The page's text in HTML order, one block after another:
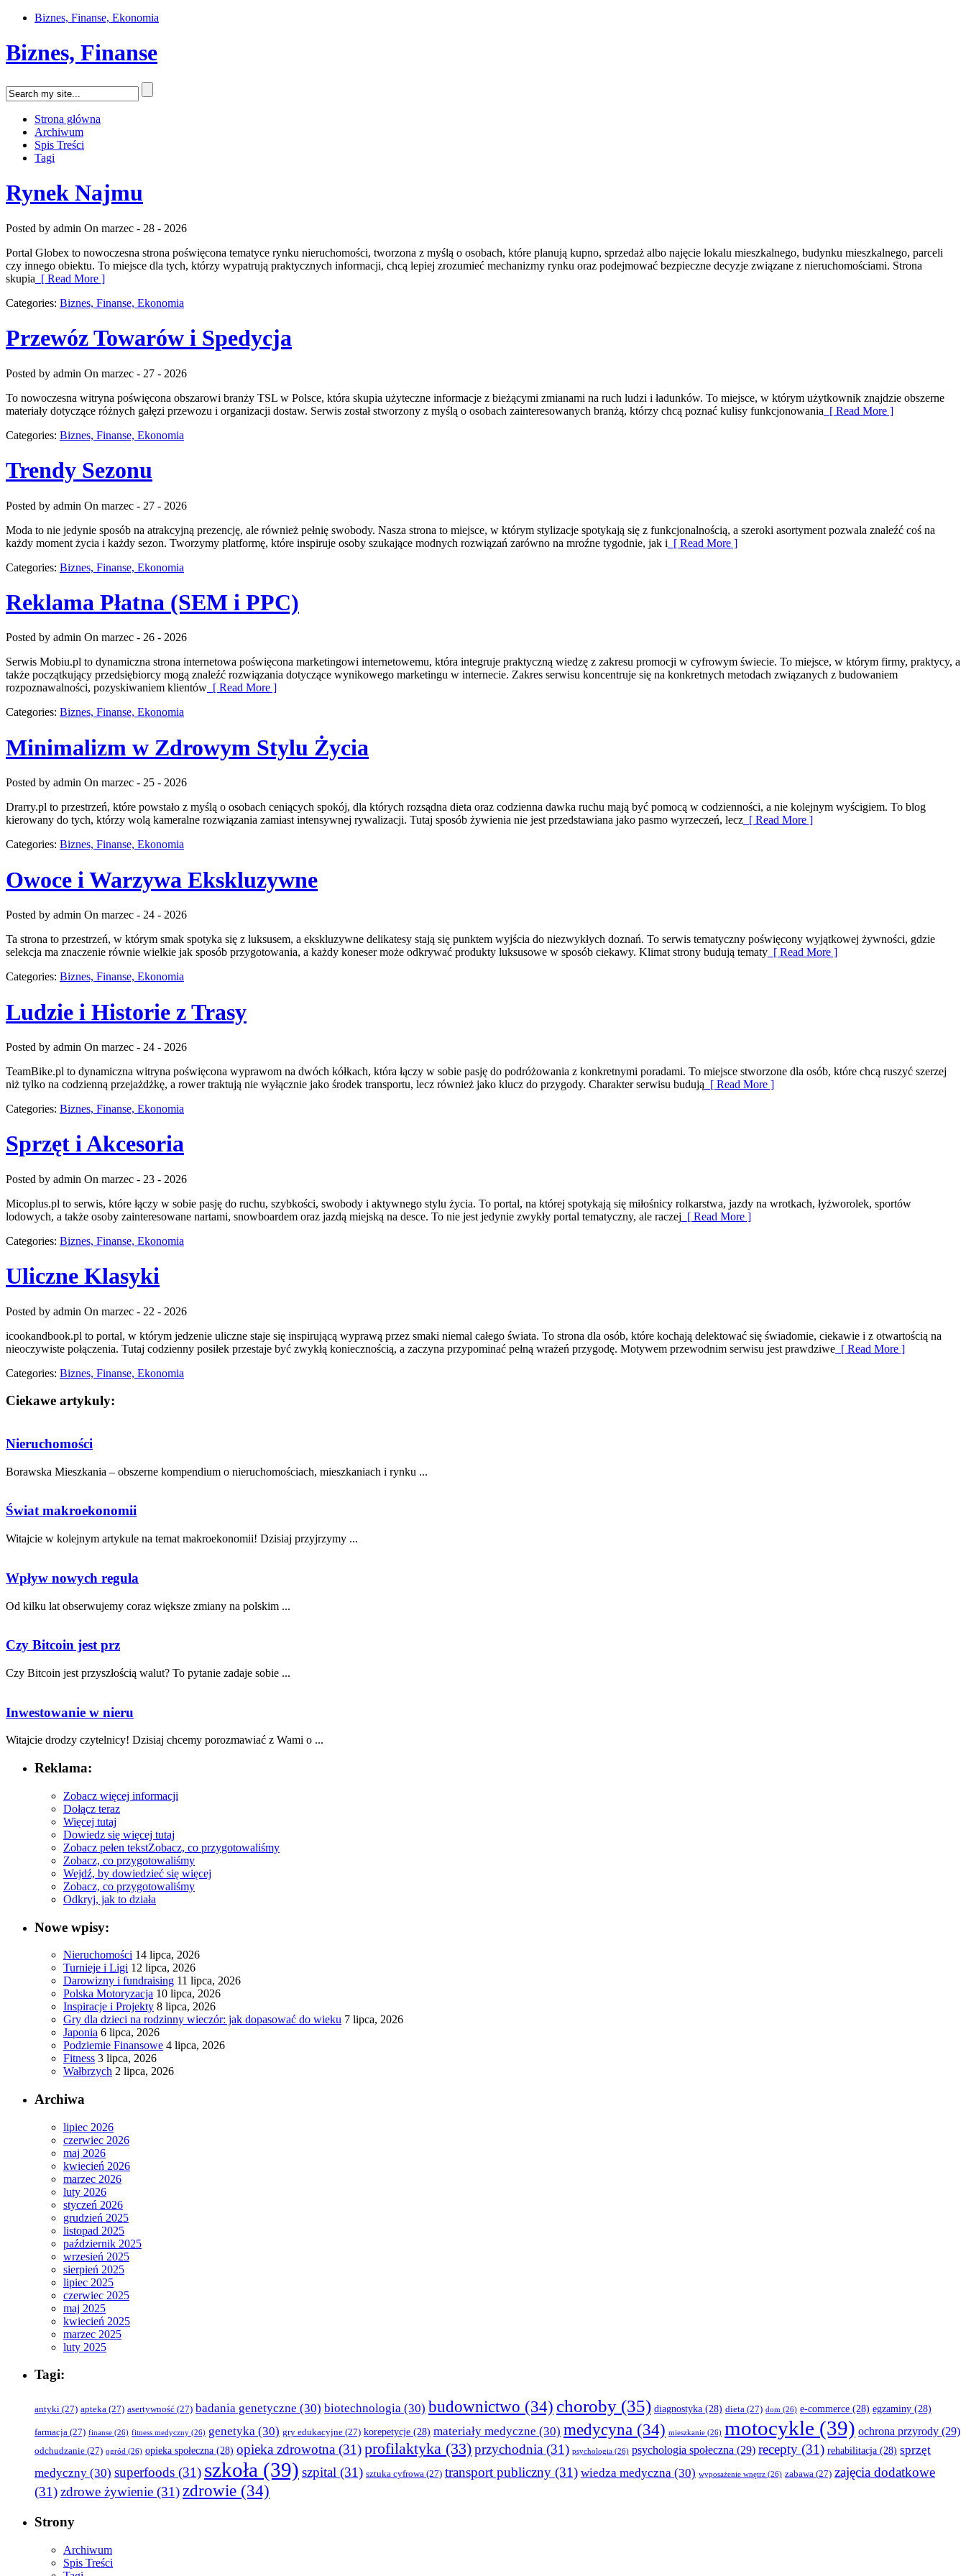
Biznes, Finanse, Ekonomia
Biznes, Finanse
Strona główna
Archiwum
Spis Treści
Tagi
Rynek Najmu
Posted by admin On marzec - 28 - 2026
Portal Globex to nowoczesna strona poświęcona tematyce rynku nieruchomości, tworzona z myślą o osobach, które planują kupno, sprzedaż albo najęcie lokalu mieszkalnego, budynku mieszkalnego, parceli
czy innego obiektu. To miejsce dla tych, którzy wypatrują praktycznych informacji, chcą lepiej zrozumieć mechanizmy rynku oraz podejmować bezpieczne decyzje związane z nieruchomościami. Strona
skupia [ Read More ]
Categories: Biznes, Finanse, Ekonomia
Przewóz Towarów i Spedycja
Posted by admin On marzec - 27 - 2026
To nowoczesna witryna poświęcona obszarowi branży TSL w Polsce, która skupia użyteczne informacje z bieżącymi zmianami na ruch ludzi i ładunków. To miejsce, w którym użytkownik znajdzie obszerne
materiały dotyczące różnych gałęzi przewozu i organizacji dostaw. Serwis został stworzony z myślą o osobach zainteresowanych branżą, którzy chcą poznać kulisy funkcjonowania [ Read More ]
Categories: Biznes, Finanse, Ekonomia
Trendy Sezonu
Posted by admin On marzec - 27 - 2026
Moda to nie jedynie sposób na atrakcyjną prezencję, ale również pełnię swobody. Nasza strona to miejsce, w którym stylizacje spotykają się z funkcjonalnością, a szeroki asortyment pozwala znaleźć coś na
każdy moment życia i każdy sezon. Tworzymy platformę, które inspiruje osoby szukające modnych rozwiązań zarówno na mroźne tygodnie, jak i [ Read More ]
Categories: Biznes, Finanse, Ekonomia
Reklama Płatna (SEM i PPC)
Posted by admin On marzec - 26 - 2026
Serwis Mobiu.pl to dynamiczna strona internetowa poświęcona marketingowi internetowemu, która integruje praktyczną wiedzę z zakresu promocji w cyfrowym świecie. To miejsce, w którym firmy, praktycy, a
także początkujący przedsiębiorcy mogą znaleźć rozwiązania dotyczące wynikowego marketingu w internecie. Zakres serwisu koncentruje się na konkretnych metodach związanych z budowaniem
rozpoznawalności, pozyskiwaniem klientów [ Read More ]
Categories: Biznes, Finanse, Ekonomia
Minimalizm w Zdrowym Stylu Życia
Posted by admin On marzec - 25 - 2026
Drarry.pl to przestrzeń, które powstało z myślą o osobach ceniących spokój, dla których rozsądna dieta oraz codzienna dawka ruchu mają być pomocą w codzienności, a nie kolejnym wyścigiem. To blog
kierowany do tych, którzy wolą kameralne rozwiązania zamiast intensywnej rywalizacji. Tutaj sposób żywienia nie jest przedstawiana jako pasmo wyrzeczeń, lecz [ Read More ]
Categories: Biznes, Finanse, Ekonomia
Owoce i Warzywa Ekskluzywne
Posted by admin On marzec - 24 - 2026
Ta strona to przestrzeń, w którym smak spotyka się z luksusem, a ekskluzywne delikatesy stają się punktem wyjścia do niezwykłych doznań. To serwis tematyczny poświęcony wyjątkowej żywności, gdzie
selekcja ma znaczenie równie wielkie jak sposób przygotowania, a każdy koneser może odkrywać produkty luksusowe w sposób ciekawy. Klimat strony budują tematy [ Read More ]
Categories: Biznes, Finanse, Ekonomia
Ludzie i Historie z Trasy
Posted by admin On marzec - 24 - 2026
TeamBike.pl to dynamiczna witryna poświęcona wyprawom na dwóch kółkach, która łączy w sobie pasję do podróżowania z konkretnymi poradami. To miejsce stworzone dla osób, które chcą ruszyć szerzej
niż tylko na codzienną przejażdżkę, a rower traktują nie wyłącznie jako środek transportu, lecz również jako klucz do przygody. Charakter serwisu budują [ Read More ]
Categories: Biznes, Finanse, Ekonomia
Sprzęt i Akcesoria
Posted by admin On marzec - 23 - 2026
Micoplus.pl to serwis, które łączy w sobie pasję do ruchu, szybkości, swobody i aktywnego stylu życia. To portal, na której spotykają się miłośnicy rolkarstwa, jazdy na wrotkach, łyżworolek, sportów
lodowych, a także osoby zainteresowane nartami, snowboardem oraz jazdą miejską na desce. To nie jest jedynie zwykły portal tematyczny, ale raczej [ Read More ]
Categories: Biznes, Finanse, Ekonomia
Uliczne Klasyki
Posted by admin On marzec - 22 - 2026
icookandbook.pl to portal, w którym jedzenie uliczne staje się inspirującą wyprawą przez smaki niemal całego świata. To strona dla osób, które kochają delektować się świadomie, ciekawie i z otwartością na
nieoczywiste połączenia. Tutaj codzienny posiłek przestaje być zwykłą koniecznością, a zaczyna przypominać pełną wrażeń przygodę. Motywem przewodnim serwisu jest prawdziwe [ Read More ]
Categories: Biznes, Finanse, Ekonomia
Ciekawe artykuly:
Nieruchomości
Borawska Mieszkania – obszerne kompendium o nieruchomościach, mieszkaniach i rynku ...
Świat makroekonomii
Witajcie w kolejnym artykule na temat makroekonomii! Dzisiaj przyjrzymy ...
Wpływ nowych regula
Od ⁣kilku lat obserwujemy coraz większe⁤ zmiany​ na ‍polskim ...
Czy Bitcoin jest prz
Czy Bitcoin jest przyszłością ⁣walut? To pytanie zadaje sobie ...
Inwestowanie w nieru
Witajcie drodzy czytelnicy! Dzisiaj chcemy porozmawiać z Wami o ...
Reklama:
Zobacz więcej informacji
Dołącz teraz
Więcej tutaj
Dowiedz się więcej tutaj
Zobacz pełen tekstZobacz, co przygotowaliśmy
Zobacz, co przygotowaliśmy
Wejdź, by dowiedzieć się więcej
Zobacz, co przygotowaliśmy
Odkryj, jak to działa
Nowe wpisy:
Nieruchomości 14 lipca, 2026
Turnieje i Ligi 12 lipca, 2026
Darowizny i fundraising 11 lipca, 2026
Polska Motoryzacja 10 lipca, 2026
Inspiracje i Projekty 8 lipca, 2026
Gry dla dzieci na rodzinny wieczór: jak dopasować do wieku 7 lipca, 2026
Japonia 6 lipca, 2026
Podziemie Finansowe 4 lipca, 2026
Fitness 3 lipca, 2026
Wałbrzych 2 lipca, 2026
Archiwa
lipiec 2026
czerwiec 2026
maj 2026
kwiecień 2026
marzec 2026
luty 2026
styczeń 2026
grudzień 2025
listopad 2025
październik 2025
wrzesień 2025
sierpień 2025
lipiec 2025
czerwiec 2025
maj 2025
kwiecień 2025
marzec 2025
luty 2025
Tagi:
antyki (27) apteka (27) asertywność (27) badania genetyczne (30) biotechnologia (30) budownictwo (34) choroby (35) diagnostyka (28) dieta (27) dom (26) e-commerce (28) egzaminy (28)
farmacja (27) finanse (26) fitness medyczny (26) genetyka (30) gry edukacyjne (27) korepetycje (28) materiały medyczne (30) medycyna (34) mieszkanie (26) motocykle (39) ochrona przyrody (29)
odchudzanie (27) ogród (26) opieka społeczna (28) opieka zdrowotna (31)profilaktyka (33)przychodnia (31) psychologia (26) psychologia społeczna (29) recepty (31) rehabilitacja (28) sprzęt
medyczny (30) superfoods (31) szkoła (39) szpital (31) sztuka cyfrowa (27) transport publiczny (31) wiedza medyczna (30) wyposażenie wnętrz (26) zabawa (27) zajęcia dodatkowe
(31)zdrowe żywienie (31)zdrowie (34)
Strony
Archiwum
Spis Treści